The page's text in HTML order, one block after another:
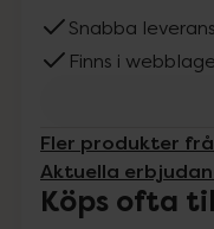
Snabba
Finns i
Fler produkter
Aktuella
Köps ofta